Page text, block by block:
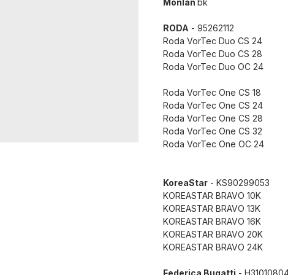
Monlan bk
RODA - 95262112
Roda VorTec Duo CS 24
Roda VorTec Duo CS 28
Roda VorTec Duo OC 24
Roda VorTec One CS 18
Roda VorTec One CS 24
Roda VorTec One CS 28
Roda VorTec One CS 32
Roda VorTec One OC 24
KoreaStar - KS90299053
KOREASTAR BRAVO 10K
KOREASTAR BRAVO 13K
KOREASTAR BRAVO 16K
KOREASTAR BRAVO 20K
KOREASTAR BRAVO 24K
Federica Bugatti -